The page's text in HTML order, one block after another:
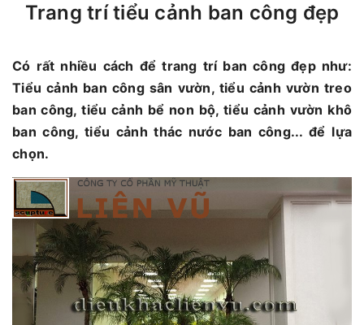
Trang trí tiểu cảnh ban công đẹp
Có rất nhiều cách để trang trí ban công đẹp như:
Tiểu cảnh ban công sân vườn, tiểu cảnh vườn treo
ban công, tiểu cảnh bể non bộ, tiểu cảnh vườn khô
ban công, tiểu cảnh thác nước ban công... để lựa
chọn.